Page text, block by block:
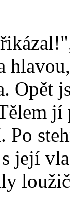
Opět
její